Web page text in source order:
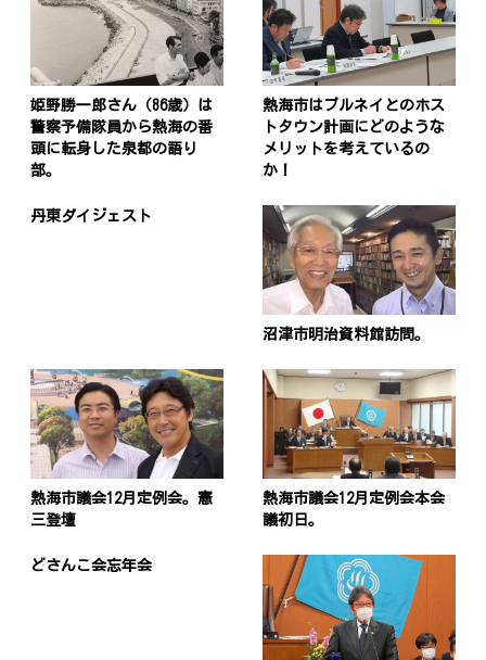
姫野勝一郎さん（86歳）は
警察予備隊員から熱海の番
頭に転身した泉都の語り
部。
熱海市はブルネイとのホス
トタウン計画にどのような
メリットを考えているの
か！
丹東ダイジェスト
沼津市明治資料館訪問。
熱海市議会12月定例会。憲
三登壇
熱海市議会12月定例会本会
議初日。
どさんこ会忘年会